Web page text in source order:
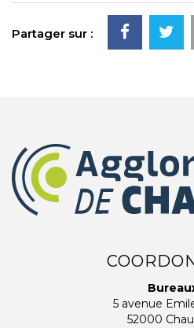
Partager sur :
5 avenue
52000